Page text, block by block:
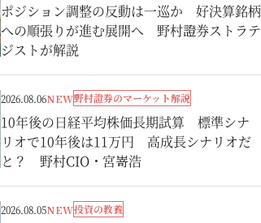
ポジション調整の反動は一巡か 好決算銘柄
への順張りが進む展開へ 野村證券ストラテ
ジストが解説
2026.08.06NEW野村證券のマーケット解説
10年後の日経平均株価長期試算 標準シナ
リオで10年後は11万円 高成長シナリオだ
と？ 野村CIO・宮嵜浩
2026.08.05NEW投資の教養